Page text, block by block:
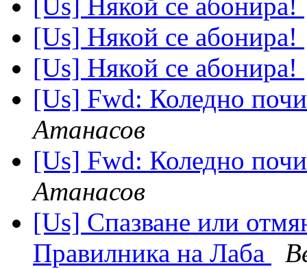
[Us] Някой се абонира!
[Us] Някой се абонира!
[Us] Някой се абонира!
[Us] Fwd: Коледно
Атанасов
[Us] Fwd: Коледно
Атанасов
[Us] Спазване или
Правилника на Лаба